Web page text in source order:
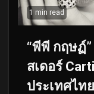
1 min read
“พีพี กฤษฏ์
สเดอร์
ประเทศไทย